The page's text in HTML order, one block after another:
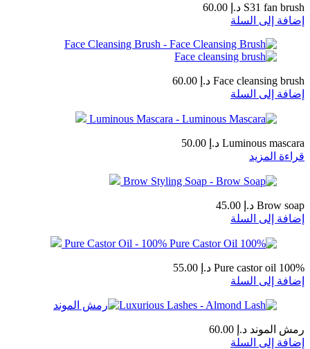
S31 fan brush د.إ
إضافة إلى السلة
Face cleansing brush د.إ
إضافة إلى السلة
Luminous mascara د.إ
قراءة المزيد
Brow soap د.إ
إضافة إلى السلة
100% Pure castor oil د.إ
إضافة إلى السلة
رمش الموند د.إ
إضافة إلى السلة